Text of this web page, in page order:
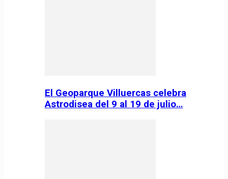
El Geoparque Villuercas celebra
Astrodisea del 9 al 19 de julio…